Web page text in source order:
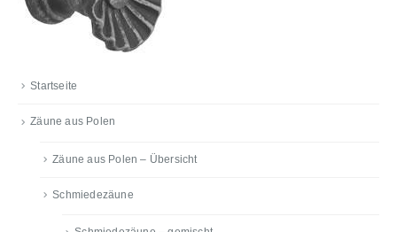
Startseite
Zäune aus Polen
Zäune aus Polen – Übersicht
Schmiedezäune